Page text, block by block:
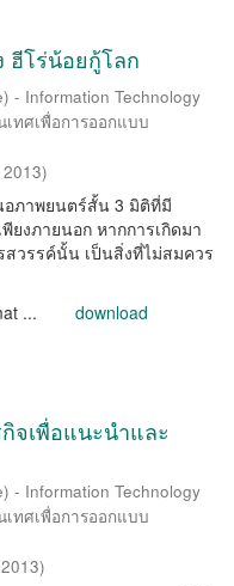
ฮีโร่น้อยกู้โลก
- Information Technology
ทศเพื่อการออกแบบ
2013)
ภาพยนตร์สั้น 3 มิติที่มี
ยงภายนอก หากการเกิดมา
วรรค์นั้น เป็นสิ่งที่ไม่สมควร
... download
จเพื่อแนะนำและ
- Information Technology
ทศเพื่อการออกแบบ
2013)